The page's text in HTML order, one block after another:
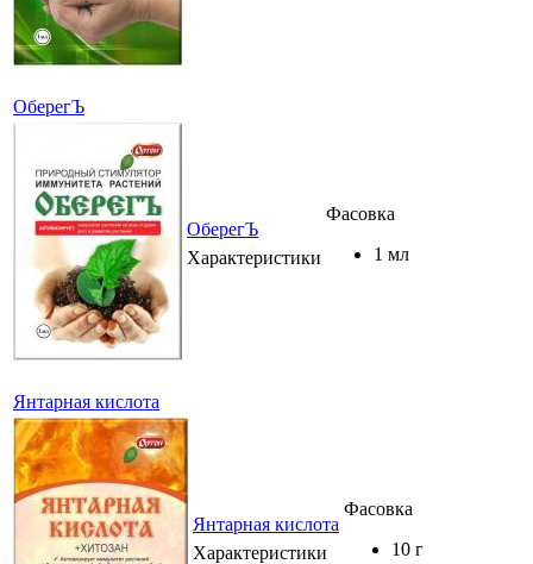
ОберегЪ
ОберегЪ
Характеристики
Фасовка
1 мл
Янтарная кислота
Янтарная кислота
Характеристики
Фасовка
10 г